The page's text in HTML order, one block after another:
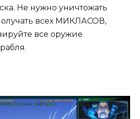
Не нужно уничтожать
всех МИКЛАСОВ,
все оружие